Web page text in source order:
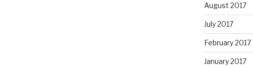
August 2017
July 2017
February 2017
January 2017